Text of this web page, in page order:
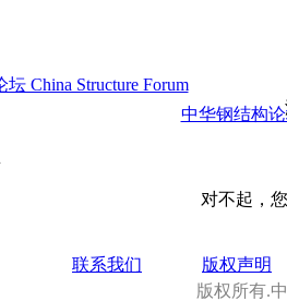
中华钢结构论
对不起，
联系我们 版权声明
版权所有.